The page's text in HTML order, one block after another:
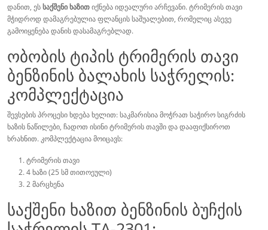
დანით, ესსაქშენი ხაზითიქნება იდეალური არჩევანი. ტრიმერის თავი
მჭიდროდ დამაგრებულია ფლანცის საშუალებით, რომელიც ასევე
გამოიყენება დანის დასამაგრებლად.
ობობის ტიპის ტრიმერის თავი
ბენზინის ბალახის საჭრელის:
კომპლექტაცია
შევსების პროცესი ხდება ხელით: საკმარისია მოჭრათ საჭირო სიგრძის
ხაზის ნაწილები, ჩადოთ ისინი ტრიმერის თავში და დააფიქსიროთ
ხრახნით. კომპლექტაცია მოიცავს:
ტრიმერის თავი
4 ხაზი (25 სმ თითოეული)
2 მარცხენა
საქშენი ხაზით ბენზინის ბუჩქის